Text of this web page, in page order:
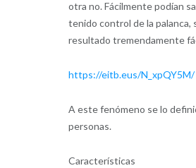
otra no. Fácilmente podían
tenido control de la palanca,
resultado tremendamente
https://eitb.eus/N_xpQY5M/
A este fenómeno se lo
personas.
Características